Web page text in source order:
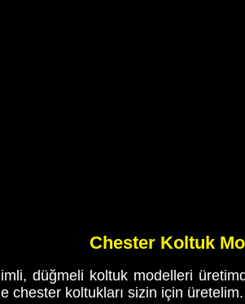
Chester Koltuk
düğmeli koltuk modelleri
chester koltukları sizin için üretelim.